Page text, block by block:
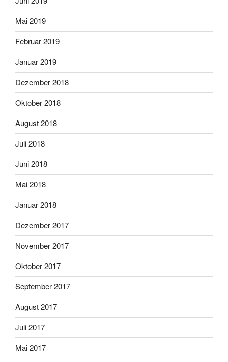
Mai 2019
Februar 2019
Januar 2019
Dezember 2018
Oktober 2018
August 2018
Juli 2018
Juni 2018
Mai 2018
Januar 2018
Dezember 2017
November 2017
Oktober 2017
September 2017
August 2017
Juli 2017
Mai 2017